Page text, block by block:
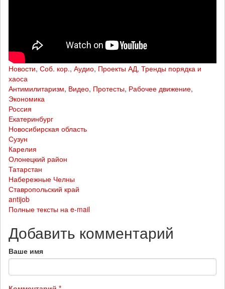
Новости, Соб. кор., Аудио, Проекты АД, Тренды порядка и
хаоса
Антимилитаризм, Видео, Протесты, Рабочее движение,
Экономика
Россия
Екатеринбург
Новосибирская область
Сузун
Карелия
Олонецкий район
Татарстан
Набережные Челны
Ставропольский край
antijob
Полные тексты на e-mail
Добавить комментарий
Ваше имя